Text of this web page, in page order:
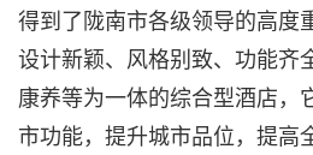
得到了陇南市各级领导的高度
设计新颖、风格别致、功能齐
康养等为一体的综合型酒店，
市功能，提升城市品位，提高